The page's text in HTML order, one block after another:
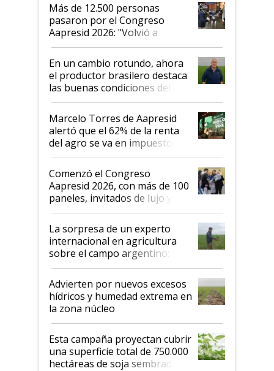
Más de 12.500 personas
pasaron por el Congreso
Aapresid 2026: "Volvió a
demostrar que hablar del
suelo es hablar de todo el
sistema productivo"
En un cambio rotundo, ahora
el productor brasilero destaca
las buenas condiciones del
agro argentino para invertir:
"Los veo más motivados"
Marcelo Torres de Aapresid
alertó que el 62% de la renta
del agro se va en impuestos:
"No es bueno que en
Argentina se sigan discutiendo
las mismas cosas de hace 50
años"
Comenzó el Congreso
Aapresid 2026, con más de 100
paneles, invitados de lujo y
todas las tendencias
La sorpresa de un experto
internacional en agricultura
sobre el campo argentino:
"Estoy muy impresionado"
Advierten por nuevos excesos
hídricos y humedad extrema en
la zona núcleo
Esta campaña proyectan cubrir
una superficie total de 750.000
hectáreas de soja sembradas